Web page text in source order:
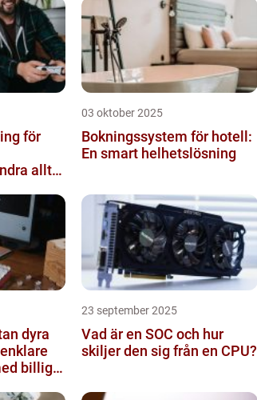
för
allt
03 oktober 2025
Bokningssystem för hotell:
En smart helhetslösning
dyra
billiga
23 september 2025
Vad är en SOC och hur
skiljer den sig från en CPU?